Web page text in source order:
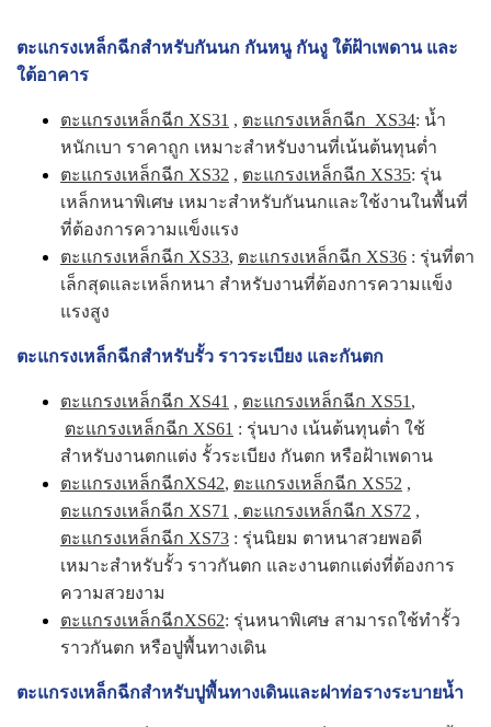
ตะแกรงเหล็กฉีกสำหรับกันนก กันหนู กันงู ใต้ฝ้าเพดาน และ
ใต้อาคาร
ตะแกรงเหล็กฉีก XS31 , ตะแกรงเหล็กฉีก XS34: น้ำ
หนักเบา ราคาถูก เหมาะสำหรับงานที่เน้นต้นทุนต่ำ
ตะแกรงเหล็กฉีก XS32 , ตะแกรงเหล็กฉีก XS35: รุ่น
เหล็กหนาพิเศษ เหมาะสำหรับกันนกและใช้งานในพื้นที่
ที่ต้องการความแข็งแรง
ตะแกรงเหล็กฉีก XS33, ตะแกรงเหล็กฉีก XS36 : รุ่นที่ตา
เล็กสุดและเหล็กหนา สำหรับงานที่ต้องการความแข็ง
แรงสูง
ตะแกรงเหล็กฉีกสำหรับรั้ว ราวระเบียง และกันตก
ตะแกรงเหล็กฉีก XS41 , ตะแกรงเหล็กฉีก XS51 ,
ตะแกรงเหล็กฉีก XS61 : รุ่นบาง เน้นต้นทุนต่ำ ใช้
สำหรับงานตกแต่ง รั้วระเบียง กันตก หรือฝ้าเพดาน
ตะแกรงเหล็กฉีกXS42, ตะแกรงเหล็กฉีก XS52 ,
ตะแกรงเหล็กฉีก XS71 , ตะแกรงเหล็กฉีก XS72 ,
ตะแกรงเหล็กฉีก XS73 : รุ่นนิยม ตาหนาสวยพอดี
เหมาะสำหรับรั้ว ราวกันตก และงานตกแต่งที่ต้องการ
ความสวยงาม
ตะแกรงเหล็กฉีกXS62: รุ่นหนาพิเศษ สามารถใช้ทำรั้ว
ราวกันตก หรือปูพื้นทางเดิน
ตะแกรงเหล็กฉีกสำหรับปูพื้นทางเดินและฝาท่อรางระบายน้ำ